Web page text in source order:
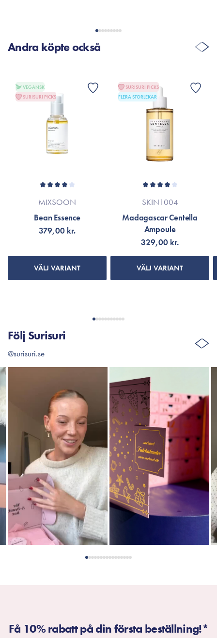
Andra köpte också
VEGANSK
SURISURI PICKS
MIXSOON
Bean Essence
379,00 kr.
VÄLJ VARIANT
SURISURI PICKS
FLERA STORLEKAR
SKIN1004
Madagascar Centella
Ampoule
329,00 kr.
VÄLJ VARIANT
Följ Surisuri
@surisuri.se
Få 10% rabatt på din första beställning!*